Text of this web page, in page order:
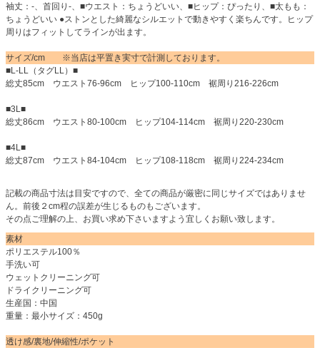
袖丈：-、首回り-、■ウエスト：ちょうどいい、■ヒップ：ぴったり、■太もも：
ちょうどいい ●ストンとした綺麗なシルエットで動きやすく楽ちんです。ヒップ
周りはフィットしてラインが出ます。
サイズ/cm ※当店は平置き実寸で計測しております。
■L-LL（タグLL）■
総丈85cm ウエスト76-96cm ヒップ100-110cm 裾周り216-226cm
■3L■
総丈86cm ウエスト80-100cm ヒップ104-114cm 裾周り220-230cm
■4L■
総丈87cm ウエスト84-104cm ヒップ108-118cm 裾周り224-234cm
記載の商品寸法は目安ですので、全ての商品が厳密に同じサイズではありませ
ん。前後２cm程の誤差が生じるものもございます。
その点ご理解の上、お買い求め下さいますよう宜しくお願い致します。
素材
ポリエステル100％
手洗い可
ウェットクリーニング可
ドライクリーニング可
生産国：中国
重量：最小サイズ：450g
透け感/裏地/伸縮性/ポケット